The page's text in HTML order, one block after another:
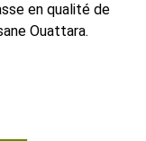
en qualité de
Ouattara.